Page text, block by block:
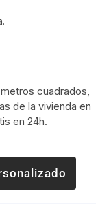
cuadrados,
de la vivienda en
en 24h.